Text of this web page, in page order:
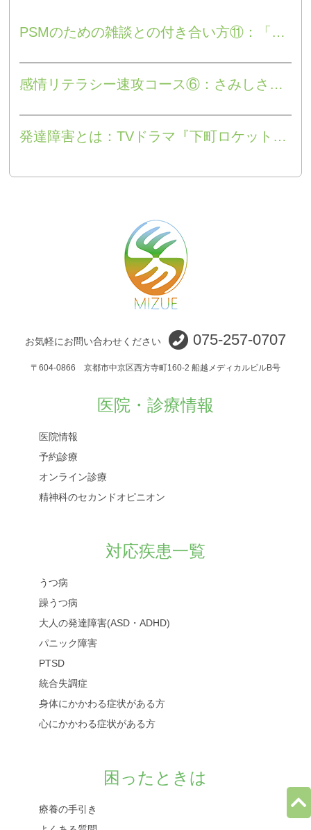
PSMのための雑談との付き合い方⑪：「おもてなしの役割」のための工夫
感情リテラシー速攻コース⑥：さみしさと悲しみ
発達障害とは：TVドラマ『下町ロケット』が教えてくれること
お気軽にお問い合わせください 075-257-0707
〒604-0866 京都市中京区西方寺町160-2 船越メディカルビルB号
医院・診療情報
医院情報
予約診療
オンライン診療
精神科のセカンドオピニオン
対応疾患一覧
うつ病
躁うつ病
大人の発達障害(ASD・ADHD)
パニック障害
PTSD
統合失調症
身体にかかわる症状がある方
心にかかわる症状がある方
困ったときは
療養の手引き